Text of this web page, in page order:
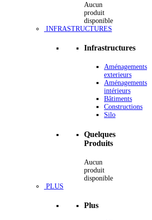
Aucun
produit
disponible
INFRASTRUCTURES
Infrastructures
Aménagements
exterieurs
Aménagements
intérieurs
Bâtiments
Constructions
Silo
Quelques
Produits
Aucun
produit
disponible
PLUS
Plus